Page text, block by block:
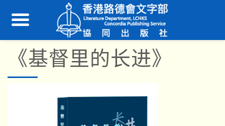
《基督里的长进》